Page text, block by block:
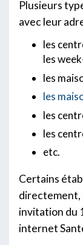
Plusieurs
avec leur
les
les
les
les
les
les
etc.
Certains
directement,
invitation du
internet